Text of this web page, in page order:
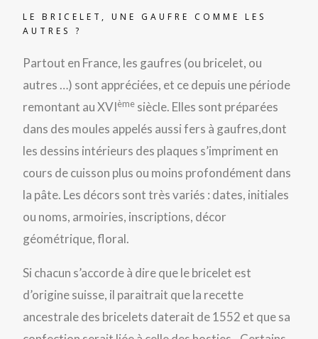
LE BRICELET, UNE GAUFRE COMME LES
AUTRES ?
Partout en France, les gaufres (ou bricelet, ou
autres …) sont appréciées, et ce depuis une période
remontant au XVIème siècle. Elles sont préparées
dans des moules appelés aussi fers à gaufres,dont
les dessins intérieurs des plaques s’impriment en
cours de cuisson plus ou moins profondément dans
la pâte. Les décors sont très variés : dates, initiales
ou noms, armoiries, inscriptions, décor
géométrique, floral.
Si chacun s’accorde à dire que le bricelet est
d’origine suisse, il paraitrait que la recette
ancestrale des bricelets daterait de 1552 et que sa